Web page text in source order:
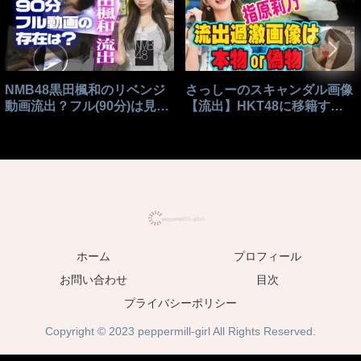
NMB48黒田楓和のリベンジ
動画流出？フル(90分)は見れ
さっしーのスキャンダル画像
【流出】HKT48に移籍する
ホーム
プロフィール
お問い合わせ
目次
プライバシーポリシー
Copyright © 2023 peppermill-girl All Rights Reserved.